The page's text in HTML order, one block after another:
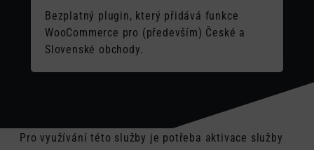
Bezplatný plugin, který přidává funkce
WooCommerce pro (především) České a
Slovenské obchody.
Pro využívání této služby je potřeba aktivace služby